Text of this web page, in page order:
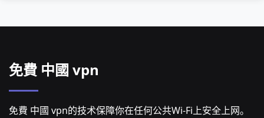
免費 中國 vpn
免費 中國 vpn的技术保障你在任何公共Wi-Fi上安全上网。